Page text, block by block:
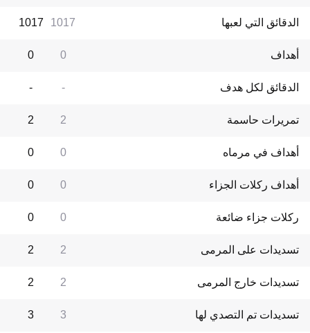
الدقائق التي لعبها 1017
1017
أهداف 0
0
الدقائق لكل هدف -
-
تمريرات حاسمة 2
2
أهداف في مرماه 0
0
أهداف ركلات الجزاء 0
0
ركلات جزاء ضائعة 0
0
تسديدات على المرمى 2
2
تسديدات خارج المرمى 2
2
تسديدات تم التصدي لها 3
3